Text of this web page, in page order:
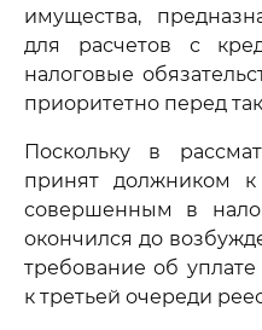
имущества,
для расчетов с
налоговые
приоритетно перед
Поскольку в
принят должником
совершенным в
окончился до
требование об уплате
к третьей очереди